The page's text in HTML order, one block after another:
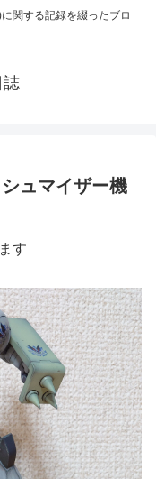
関する記録を綴ったブロ
誌
ュマイザー機
す